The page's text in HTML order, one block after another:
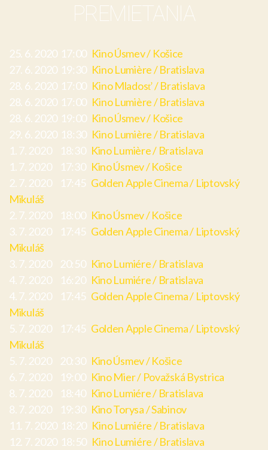
PREMIETANIA
25. 6. 2020 17:00 Kino Úsmev / Košice
27. 6. 2020 19:30 Kino Lumière / Bratislava
28. 6. 2020 17:00 Kino Mladosť / Bratislava
28. 6. 2020 17:00 Kino Lumière / Bratislava
28. 6. 2020 19:00 Kino Úsmev / Košice
29. 6. 2020 18:30 Kino Lumière / Bratislava
1. 7. 2020 18:30 Kino Lumière / Bratislava
1. 7. 2020 17:30 Kino Úsmev / Košice
2. 7. 2020 17:45 Golden Apple Cinema / Liptovský
Mikuláš
2. 7. 2020 18:00 Kino Úsmev / Košice
3. 7. 2020 17:45 Golden Apple Cinema / Liptovský
Mikuláš
3. 7. 2020 20:50Kino Lumiére / Bratislava
4. 7. 2020 16:20Kino Lumiére / Bratislava
4. 7. 2020 17:45 Golden Apple Cinema / Liptovský
Mikuláš
5. 7. 2020 17:45 Golden Apple Cinema / Liptovský
Mikuláš
5. 7. 2020 20:30 Kino Úsmev / Košice
6. 7. 2020 19:00 Kino Mier / Považská Bystrica
8. 7. 2020 18:40Kino Lumiére / Bratislava
8. 7. 2020 19:30Kino Torysa / Sabinov
11. 7. 2020 18:20 Kino Lumiére / Bratislava
12. 7. 2020 18:50 Kino Lumiére / Bratislava